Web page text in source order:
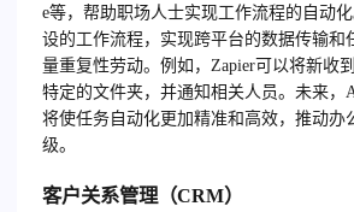
e等，帮助职场人士实现工作流程的自动
设的工作流程，实现跨平台的数据传输和
量重复性劳动。例如，Zapier可以将新收
特定的文件夹，并通知相关人员。未来，
将使任务自动化更加精准和高效，推动办
级。
客户关系管理（CRM）